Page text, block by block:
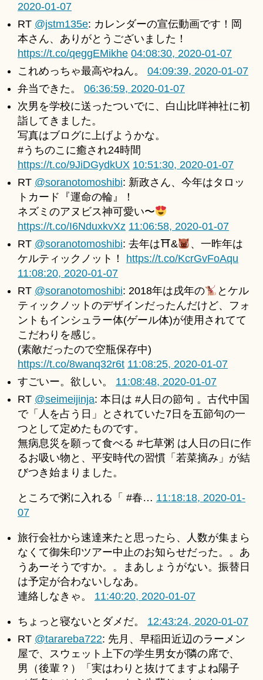
2020-01-07
RT @jstm135e: カレンダーの宣伝動画です！岡
本さん、ありがとうございました！
https://t.co/qeggEMikhe 04:08:30, 2020-01-07
これめっちゃ最高やねん。 04:09:39, 2020-01-07
弁当できた。 06:36:59, 2020-01-07
次男を学校に送ったついでに、白山比咩神社に初
詣してきました。
写真はブログに上げようかな。
#うちのこに癒され24時間
https://t.co/9JiDGydkUX 10:51:30, 2020-01-07
RT @soranotomoshibi: 新政さん、今年はタロッ
トカード『運命の輪』！
ネズミのアヌビス神可愛い〜
https://t.co/I6NduxkvXz 11:06:58, 2020-01-07
RT @soranotomoshibi: 去年は⛩&
、一昨年は
ケルティックノット！ https://t.co/KcrGvFoAqu
11:08:20, 2020-01-07
RT @soranotomoshibi: 2018年は戌年の
とケル
ティックノットのデザインだったんだけど、フォ
ントもインシュラー体(ゲール体)が使用されてて
こだわりを感じ。
(素敵だったので空瓶保存中)
https://t.co/8wanq32r6t 11:08:25, 2020-01-07
すごいー。欲しい。 11:08:48, 2020-01-07
RT @seimeijinja: 本日は #人日の節句 。古代中国
で「人を占う日」とされていた7日を五節句の一
つとして定めたものです。
無病息災を願って食べる #七草粥 は人日の日に作
るお吸い物と、平安時代の習慣「若菜摘み」が結
びつき始まりました。
ところで粥に入れる「 #春… 11:18:18, 2020-01-
07
旅行会社から速達来たと思ったら、人数が集まら
なくて御朱印ツアー中止のお知らせだった。。あ
うあーそうですか。。まあしょうがない。振替日
は予定が合わないしなあ。
連絡しなきゃ。 11:40:20, 2020-01-07
ちょっと寝ないとダメだ。 12:43:24, 2020-01-07
RT @tarareba722: 先月、早稲田近辺のラーメン
屋で、スウェット上下の学生男女が隣の席で、
男（後輩？）「実はわりと抜けてますよね陽子